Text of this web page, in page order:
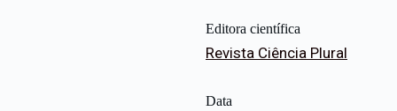
Editora científica
Revista Ciência Plural
Data